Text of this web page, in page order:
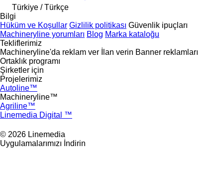
Türkiye / Türkçe
Bilgi
Hüküm ve Koşullar Gizlilik politikası Güvenlik ipuçları
Machineryline yorumları Blog Marka kataloğu
Tekliflerimiz
Machineryline'da reklam ver
İlan verin Banner reklamları
Ortaklık programı
Şirketler için
Projelerimiz
Autoline™
Machineryline™
Agriline™
Linemedia Digital ™
© 2026 Linemedia
Uygulamalarımızı İndirin